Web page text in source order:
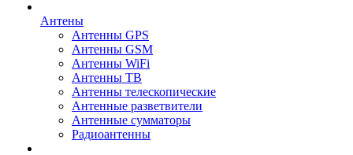
Антены
Антенны GPS
Антенны GSM
Антенны WiFi
Антенны ТВ
Антенны телескопические
Антенные разветвители
Антенные сумматоры
Радиоантенны